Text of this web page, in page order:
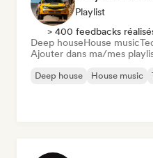
Playlist
> 400 feedbacks
Deep houseHouse music
Ajouter dans ma/mes
Deep house House music